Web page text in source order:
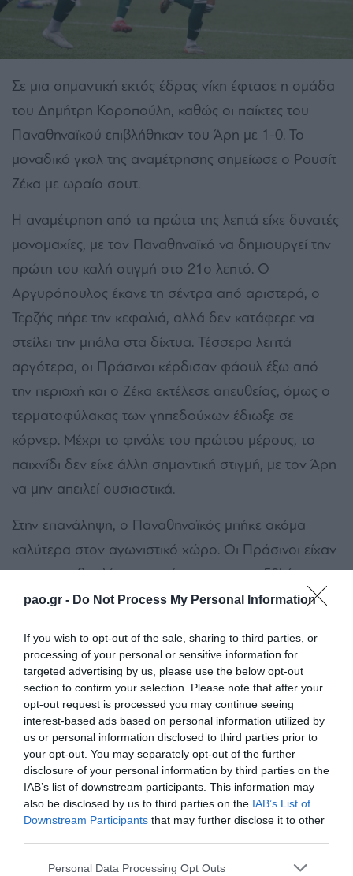
pao.gr - Do Not Process My Personal Information
If you wish to opt-out of the sale, sharing to third parties, or
processing of your personal or sensitive information for
targeted advertising by us, please use the below opt-out
section to confirm your selection. Please note that after your
opt-out request is processed you may continue seeing
interest-based ads based on personal information utilized by
us or personal information disclosed to third parties prior to
your opt-out. You may separately opt-out of the further
disclosure of your personal information by third parties on the
IAB’s list of downstream participants. This information may
also be disclosed by us to third parties on the IAB’s List of
Downstream Participants that may further disclose it to other
Please note that this website/app uses one or more Google
Personal Data Processing Opt Outs
Σε μια σημαντική εκτός έδρας νίκη έφτασε η ομάδα
του Δημήτρη Κοροπούλη, καθώς οι παίκτες του
Παναθηναϊκού επιβλήθηκαν του Άρη με 1-0. Το
μοναδικό γκολ της αναμέτρησης σημείωσε ο Ρουσίτ
Ζέκα με ωραίο σουτ.
Η αναμέτρηση από τα πρώτα της λεπτά είχε δυνατές
μονομαχίες, με τον Παναθηναϊκό να δημιουργεί την
πρώτη του καλή στιγμή στο 21ο λεπτό. Ο
Αργυρόπουλος έκανε τη σέντρα από αριστερά, ο
Τερζής πήρε την κεφαλιά, αλλά δεν κατάφερε να
στείλει την μπάλα στα δίχτυα. Τέσσερα λεπτά
αργότερα, οι Πράσινοι κέρδισαν φάουλ έξω από
την περιοχή και ο Ζέκα εκτέλεσε απευθείας, όμως ο
τερματοφύλακας των γηπεδούχων έδιωξε σε
κόρνερ. Μέχρι το φινάλε του πρώτου μέρους, το
παιχνίδι δεν είχε άλλη σημαντική στιγμή, με τον Άρη
να μην απειλεί ουσιαστικά.
Στην επανάληψη, ο Παναθηναϊκός μπήκε ακόμα
καλύτερα στον αγωνιστικό χώρο. Οι Πράσινοι είχαν
την πρωτοβουλία των κινήσεων και στο 58′ έφτασαν
μια ανάσα από το 0-1. Ο Τερζής πήρε την μπάλα
πάσαρε στον Νεμπή, όμως το σουτ του τελευταίου
σταμάτησε στο κάθετο δοκάρι. Ό,τι δεν συνέβη στο
58′, συνέβη στο 65′, με το Τριφύλλι να ανοίγει το
σκορ. Ο Ζέκα πήρε την μπάλα στα όρια της περιοχής
και με ωραίο σουτ πέτυχε το γκολ της νίκης για τους
Πράσινους.
Μέχρι το φινάλε, ο Παναθηναϊκός είχε κι άλλες καλές
προϋποθέσεις που δεν εκμεταλλεύτηκε, ωστόσο